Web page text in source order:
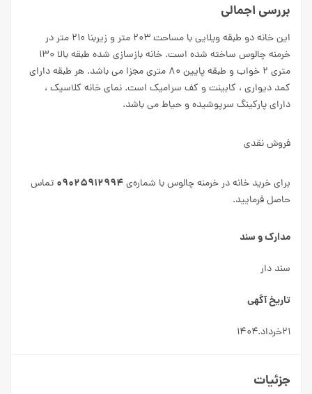
بررسی اجمالی
این خانه دو طبقه ویلایی با مساحت ۲۰۳ متر و زیربنا ۲۱۰ متر در
خرمنه چالوس ساخته شده است. خانه بازسازی شده طبقه بالا ۱۳۰
متری ۲ خواب و طبقه پایین ۸۰ متری مجزا می باشد. هر طبقه دارای
کمد دیواری ، کابینت و کف سرامیک است. نمای خانه کلاسیک ،
دارای پارکینگ سرپوشیده و حیاط می باشد.
فروش نقدی
برای خرید خانه در خرمنه چالوس با شماره‌ی۰۹۰۲۵۹۱۲۹۹۴ تماس
حاصل فرمایید.
مدارک و سند
سند دار
تاریخ آگهی
۲۱خرداد.۱۴۰۴
جزئیات